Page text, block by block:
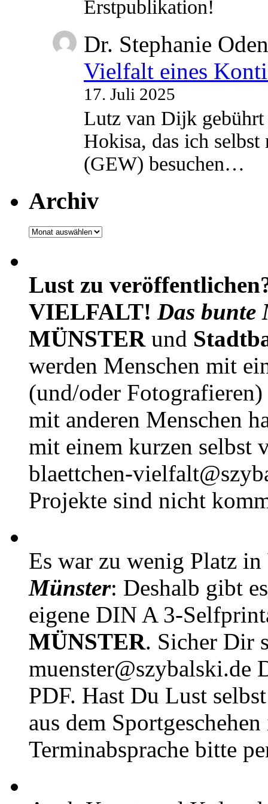
Erstpublikation!
Dr. Stephanie
Vielfalt eines
17. Juli 2025
Lutz van Dijk
Hokisa, das ich
(GEW) besuchen…
Archiv
Archiv
Lust zu
VIELFALT! Das bunte
MÜNSTERund
werden Menschen mit
(und/oder
mit anderen Menschen
mit einem kurzen selbst
blaettchen-
Projekte sind nicht
Es war zu wenig Platz in
Münster: Deshalb gibt
eigene DIN A 3-
MÜNSTER. Sicher Dir
muenster@szybalski.de
PDF. Hast Du Lust
aus dem
Terminabsprache bitte